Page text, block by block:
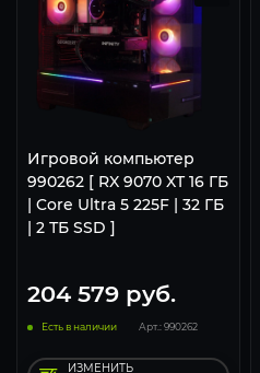
Игровой компьютер
990262 [ RX 9070 XT 16 ГБ
| Core Ultra 5 225F | 32 ГБ
| 2 ТБ SSD ]
204 579 руб.
Есть в наличии Арт.: 990262
ИЗМЕНИТЬ